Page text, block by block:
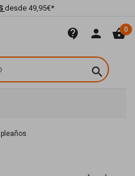
desde 49,95€*
contact_support person shopping_basket0
